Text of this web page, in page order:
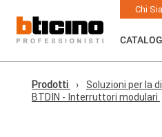
Chi
Prodotti Soluzioni per la
BTDIN - Interruttori modulari